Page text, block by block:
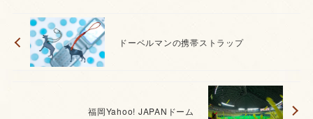
ドーベルマンの携帯ストラップ
福岡Yahoo! JAPANドーム